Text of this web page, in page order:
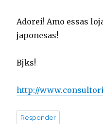
Adorei! Amo essas
japonesas!
Bjks!
http://
Responder